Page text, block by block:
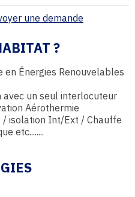
une demande
?
Énergies Renouvelables
avec un seul interlocuteur
Aérothermie
isolation Int/Ext / Chauffe
etc........